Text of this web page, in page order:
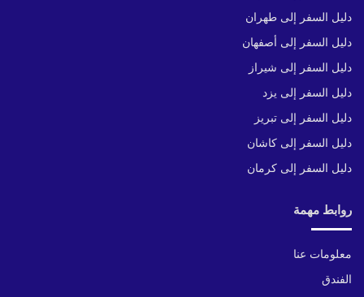
دليل السفر إلى طهران
دليل السفر إلى أصفهان
دليل السفر إلى شيراز
دليل السفر إلى يزد
دليل السفر إلى تبريز
دليل السفر إلى كاشان
دليل السفر إلى كرمان
روابط مهمة
معلومات عنا
الفندق